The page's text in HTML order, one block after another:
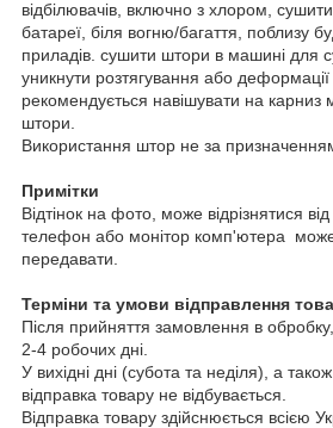
відбілювачів, включно з хлором,
батареї, біля вогню/багаття, поблизу
приладів. сушити штори в машині для
уникнути розтягування або
рекомендується навішувати на карниз
штори.
Використання штор не за
Примітки
Відтінок на фото, може відрізнятися
телефон або монітор комп'ютера може
передавати.
Терміни та умови відправлення
Після прийняття замовлення в
2-4 робочих дні.
У вихідні дні (субота та неділя), а також
відправка товару не відбувається.
Відправка товару здійснюється всією